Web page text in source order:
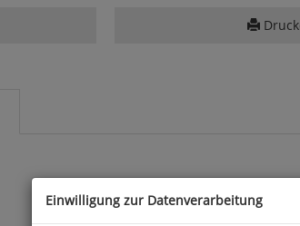
Einwilligung zur Datenverarbeitung